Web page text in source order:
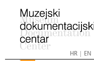
HR| EN